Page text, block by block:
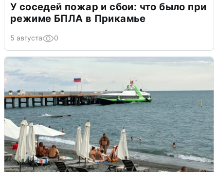
У соседей пожар и сбои: что было при
режиме БПЛА в Прикамье
5 августа 0